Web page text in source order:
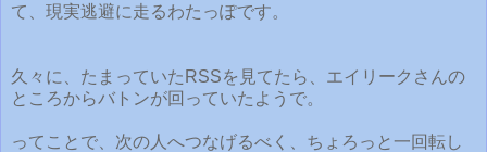
て、現実逃避に走るわたっぽです。
久々に、たまっていたRSSを見てたら、エイリークさんの
ところからバトンが回っていたようで。
ってことで、次の人へつなげるべく、ちょろっと一回転し